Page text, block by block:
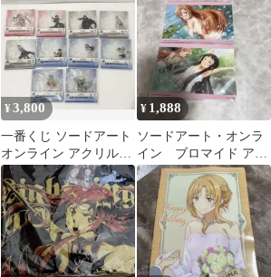
ール限定)
¥3,800
一番くじ ソードアート
オンライン アクリルス
タンド セット 水碧の戦
姫 アスナ
¥ 1,888
ソードアート・オンラ
イン ブロマイド アス
ナ ユイ 2種